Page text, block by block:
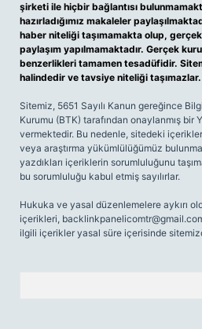
şirketi ile hiçbir bağlantısı
hazırladığımız makaleler
haber niteliği taşımamakta olup,
paylaşım yapılmamaktadır. Gerçek
benzerlikleri tamamen tesadüfidir.
halindedir ve tavsiye niteliği taşımazlar.
Sitemiz, 5651 Sayılı Kanun gereğince
Kurumu (BTK) tarafından onaylanmış bir
vermektedir. Bu nedenle, sitedeki
veya araştırma yükümlülüğümüz
yazdıkları içeriklerin sorumluluğunu
bu sorumluluğu kabul etmiş sayılırlar.
Hukuka ve yasal düzenlemelere aykırı
içerikleri,
ilgili içerikler yasal süre içerisinde